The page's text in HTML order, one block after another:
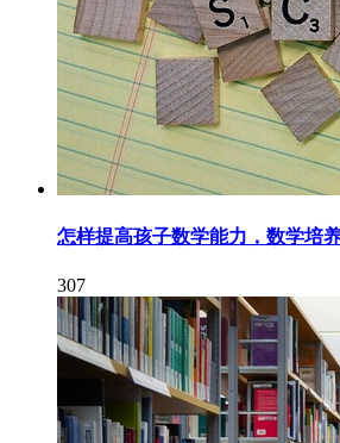
怎样提高孩子数学能力，数学培
307